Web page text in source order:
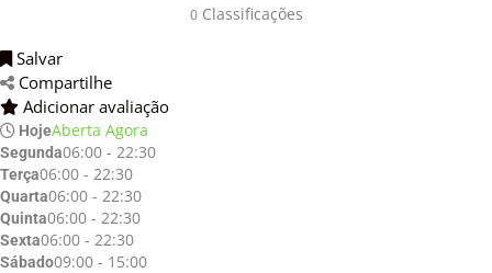
0Classificações
Salvar
Compartilhe
Adicionar avaliação
HojeAberta Agora
Segunda06:00 - 22:30
Terça06:00 - 22:30
Quarta06:00 - 22:30
Quinta06:00 - 22:30
Sexta06:00 - 22:30
Sábado09:00 - 15:00